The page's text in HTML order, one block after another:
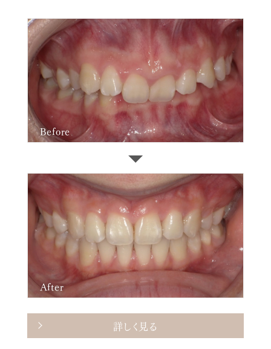
Before
After
詳しく見る